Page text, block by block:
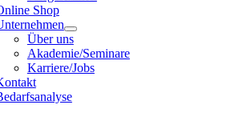
Shop
Über uns
Akademie/Seminare
Karriere/Jobs